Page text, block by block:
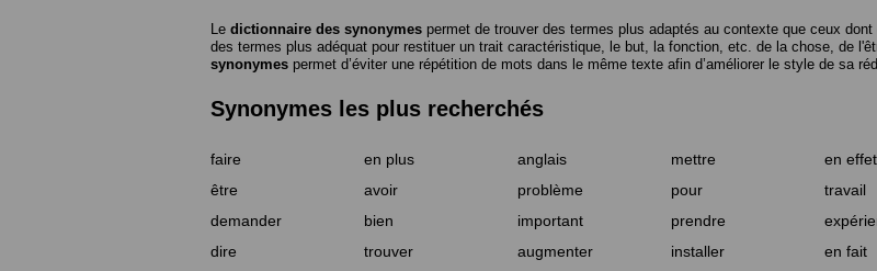
Le dictionnaire des synonymes permet de trouver des termes plus adaptés au contexte que ceux
des termes plus adéquat pour restituer un trait caractéristique, le but, la fonction, etc. de la chose, de
synonymes permet d’éviter une répétition de mots dans le même texte afin d’améliorer le style de sa
Synonymes les plus recherchés
faire en plus anglais mettre en effet
être
avoir problème pour travail
demander
bien important prendre
dire
trouver augmenter installer en fait